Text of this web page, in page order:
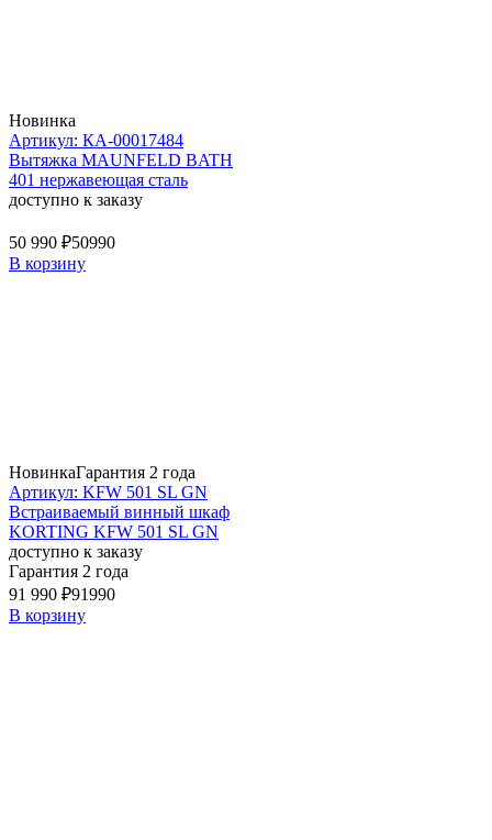
Новинка
Артикул: КА-00017484
Вытяжка MAUNFELD BATH
401 нержавеющая сталь
доступно к заказу
50 990 ₽50990
В корзину
НовинкаГарантия 2 года
Артикул: KFW 501 SL GN
Встраиваемый винный шкаф
KORTING KFW 501 SL GN
доступно к заказу
Гарантия 2 года
91 990 ₽91990
В корзину